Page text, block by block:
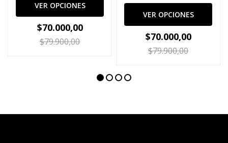
VER OPCIONES
$70.000,00
$79.900,00
VER OPCIONES
$70.000,00
$79.900,00